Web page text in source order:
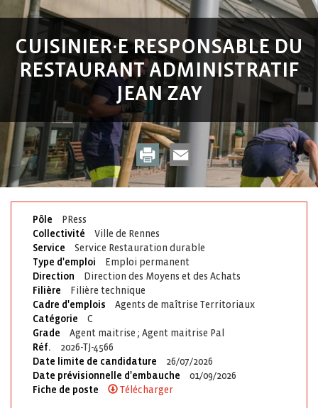
CUISINIER·E RESPONSABLE DU
RESTAURANT ADMINISTRATIF
JEAN ZAY
Pôle
PRess
Collectivité
Ville de Rennes
Service
Service Restauration durable
Type d'emploi
Emploi permanent
Direction
Direction des Moyens et des Achats
Filière
Filière technique
Cadre d'emplois
Agents de maîtrise Territoriaux
Catégorie
C
Grade
Agent maitrise ; Agent maitrise Pal
Réf.
2026-TJ-4566
Date limite de candidature
26/07/2026
Date prévisionnelle d'embauche
01/09/2026
Fiche de poste
Télécharger